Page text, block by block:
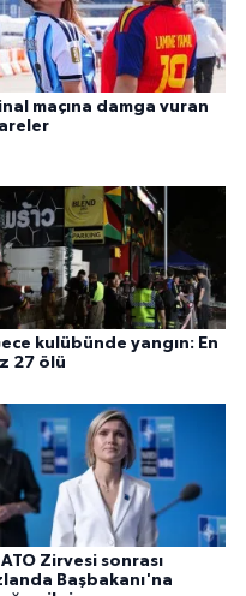
maçına damga vuran
kulübünde yangın: En
27 ölü
Zirvesi sonrası
Başbakanı'na